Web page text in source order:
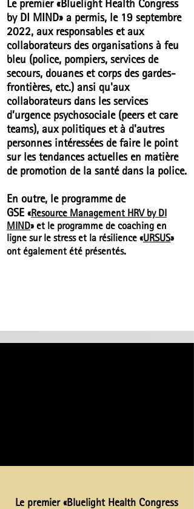
Le premier«Bluelight Health Congress
by DI MIND» a permis, le 19 septembre
2022, aux responsables et aux
collaborateurs des organisations à feu
bleu (police, pompiers, services de
secours, douanes et corps des gardes-
frontières, etc.) ansi qu'aux
collaborateurs dans les services
d’urgence psychosociale (peers et care
teams), aux politiques et à d'autres
personnes intéressées de faire le point
sur les tendances actuelles en matière
de promotion de la santé dans la police.
En outre, le programme de
GSE «Resource Management HRV by DI
MIND» et le programme de coaching en
ligne sur le stress et la résilience «URSUS»
ont également été présentés.
Le premier«Bluelight Health Congress